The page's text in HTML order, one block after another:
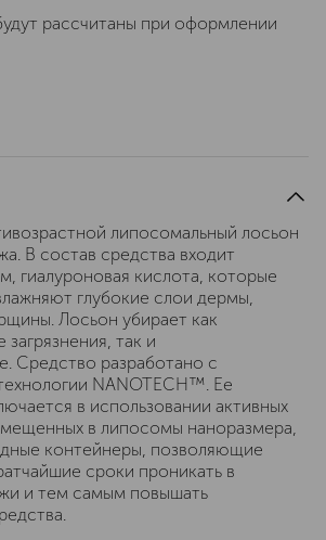
рассчитаны при оформлении
липосомальный лосьон
В состав средства входит
гиалуроновая кислота, которые
глубокие слои дермы,
Лосьон убирает как
так и
Средство разработано с
NANOTECH™. Ее
в использовании активных
в липосомы наноразмера,
контейнеры, позволяющие
сроки проникать в
и тем самым повышать